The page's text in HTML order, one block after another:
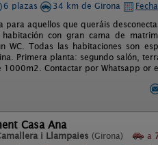
6 plazas 34 km de Girona
para aquellos que queráis
con gran cama de
WC. Todas las habitaciones son
Primera planta: segundo salón,
Contactar por Whatsapp or
Casa Ana
i Llampaies (Girona) a